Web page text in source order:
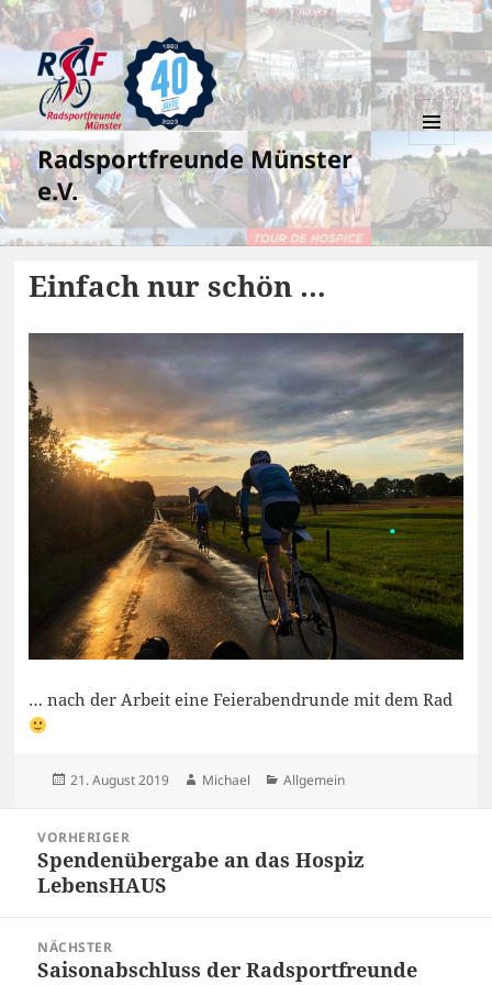
Radsportfreunde Münster
e.V.
MENÜ
UND
WIDGETS
Einfach nur schön …
… nach der Arbeit eine Feierabendrunde mit dem Rad
Veröffentlicht
21. August 2019 Autor
Michael Kategorien
Allgemein
VORHERIGER
Vorheriger
Beitrag:
Spendenübergabe an das Hospiz
LebensHAUS
NÄCHSTER
Nächster
Saisonabschluss der Radsportfreunde